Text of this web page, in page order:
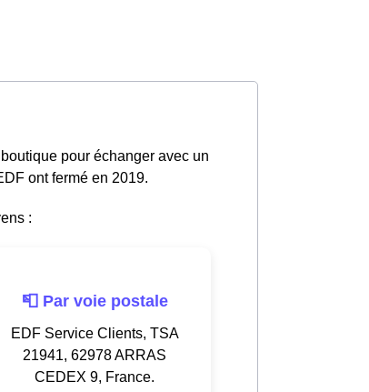
pour échanger avec un
ont fermé en 2019.
:
📮 Par voie postale
EDF Service Clients, TSA
21941, 62978 ARRAS
CEDEX 9, France.